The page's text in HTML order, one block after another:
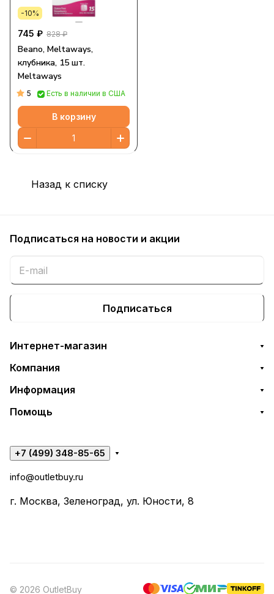
-10%
745 ₽ 828 ₽
Beano, Meltaways,
клубника, 15 шт.
Meltaways
5 Есть в наличии в США
В корзину
Назад к списку
Подписаться на новости и акции
Подписаться
Интернет-магазин
Компания
Информация
Помощь
+7 (499) 348-85-65
info@outletbuy.ru
г. Москва, Зеленоград, ул. Юности, 8
© 2026 OutletBuy